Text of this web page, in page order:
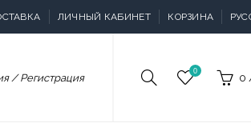
ЛИЧНЫЙ КАБИНЕТ КОРЗИНА
/ Регистрация
0
0